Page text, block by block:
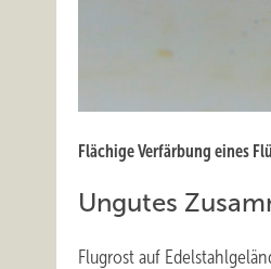
Flächige Verfärbung eines
Ungutes
Flugrost auf